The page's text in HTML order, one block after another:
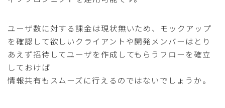
ユーザ数に対する課金は現状無いため、モックアップ
を確認して欲しいクライアントや開発メンバーはとり
あえず招待してユーザを作成してもらうフローを確立
しておけば
情報共有もスムーズに行えるのではないでしょうか。